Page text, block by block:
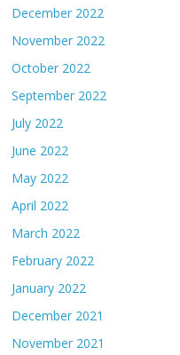
December 2022
November 2022
October 2022
September 2022
July 2022
June 2022
May 2022
April 2022
March 2022
February 2022
January 2022
December 2021
November 2021